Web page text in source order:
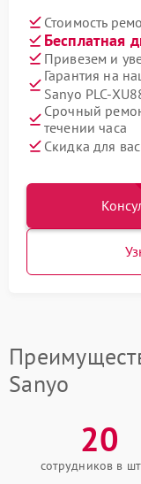
Стоимость
Бесплатная
Привезем и
Гарантия на
Sanyo PLC-
Срочный
течении часа
Скидка для
Sanyo
20
сотрудников в